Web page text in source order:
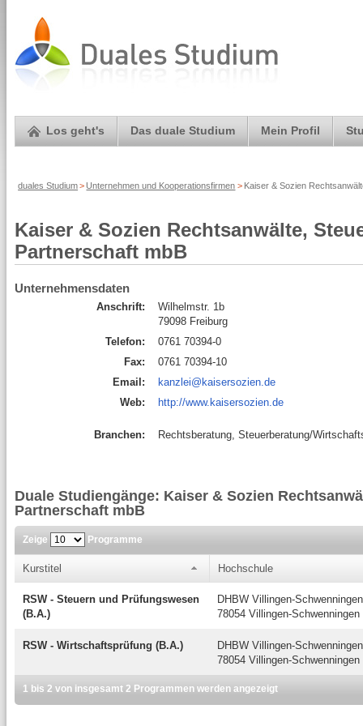
Los geht's Das duale Studium Mein Profil
duales Studium> Unternehmen und Kooperationsfirmen > Kaiser & Sozien
Kaiser & Sozien Rechtsanwälte,
Partnerschaft mbB
Unternehmensdaten
Anschrift:
Wilhelmstr. 1b
79098 Freiburg
Telefon:
0761 70394-0
Fax:
0761 70394-10
Email:
kanzlei@kaisersozien.de
Web:
http://www.kaisersozien.de
Branchen: Rechtsberatung, Steuerberatung/
Duale Studiengänge: Kaiser & Sozien
Partnerschaft mbB
Zeige Programme
Kurstitel Hochschule
RSW - Steuern und Prüfungswesen
(B.A.)
DHBW Villingen-Schwenningen
78054 Villingen-Schwenningen
RSW - Wirtschaftsprüfung (B.A.)
DHBW Villingen-Schwenningen
78054 Villingen-Schwenningen
1 bis 2 von insgesamt 2 Programmen werden angezeigt